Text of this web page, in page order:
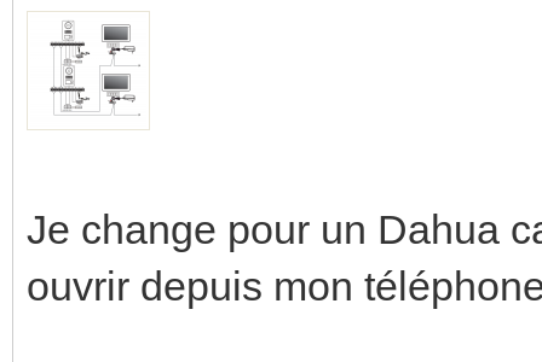
Je change pour un Dahua
ouvrir depuis mon